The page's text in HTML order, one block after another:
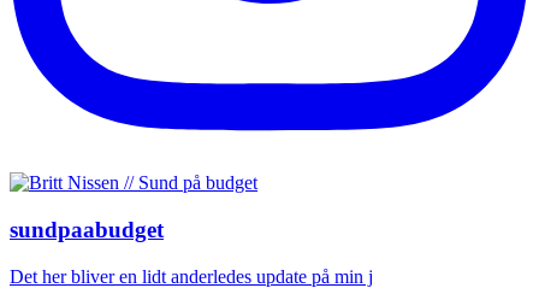
sundpaabudget
Det her bliver en lidt anderledes update på min j